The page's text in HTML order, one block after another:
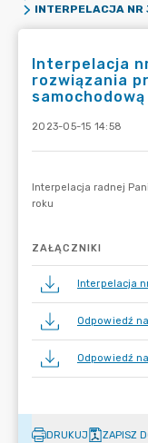
Interpelacja
rozwiązania
2023-05-15 14:58
ZAŁĄCZNIKI
Interpelacja
Odpowiedź
Odpowiedź
DRUKUJ ZAPISZ